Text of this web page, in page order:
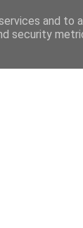
and to
security